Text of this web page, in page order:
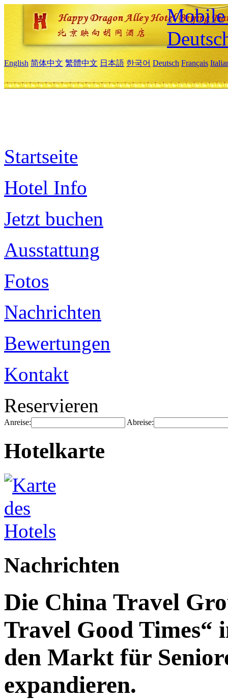
Mobile
English 简体中文 繁體中文 日本語 한국어 Deutsch Français
Startseite
Hotel Info
Jetzt buchen
Ausstattung
Fotos
Nachrichten
Bewertungen
Kontakt
Reservieren
Anreise: Abreise:
Hotelkarte
Nachrichten
Die China Travel
Travel Good Times“
den Markt für
expandieren.